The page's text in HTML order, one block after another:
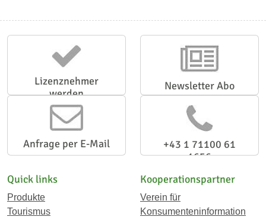
Lizenznehmer
werden
Newsletter Abo
Anfrage per E-Mail
+43 1 71100 61
1656
Quick links
Produkte
Tourismus
Kooperationspartner
Verein für
Konsumenteninformation